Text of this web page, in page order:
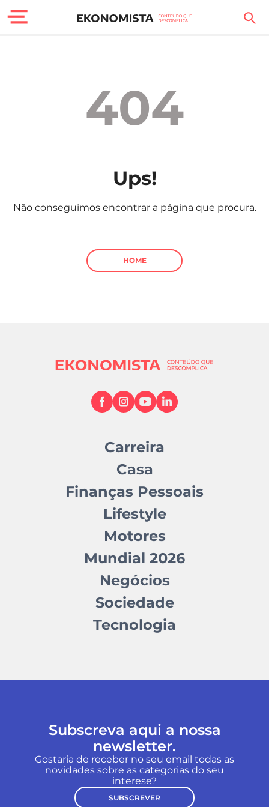
Carreira
Sociedade
Negócios
404
Ups!
Não conseguimos encontrar a página que procura.
HOME
Carreira
Casa
Finanças Pessoais
Lifestyle
Motores
Mundial 2026
Negócios
Sociedade
Tecnologia
Subscreva aqui a nossa
newsletter.
Gostaria de receber no seu email todas as
novidades sobre as categorias do seu
interese?
SUBSCREVER